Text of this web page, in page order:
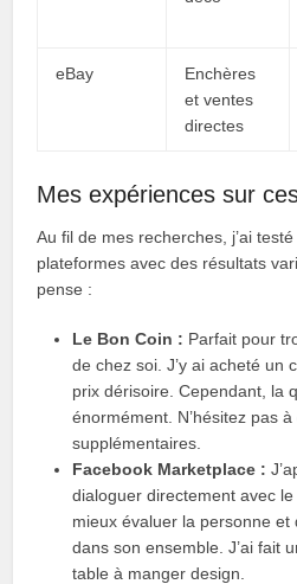
eBay
Enchères
et ventes
directes
Mes expériences sur
Au fil de mes recherches, j’ai
plateformes avec des résultats
pense :
Le Bon Coin : Parfait pour
de chez soi. J’y ai acheté un
prix dérisoire. Cependant, la
énormément. N’hésitez pas
supplémentaires.
Facebook Marketplace :
dialoguer directement avec
mieux évaluer la personne et
dans son ensemble. J’ai fait
table à manger design.